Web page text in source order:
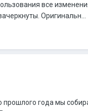
все
Оригинальн...
прошлого года мы